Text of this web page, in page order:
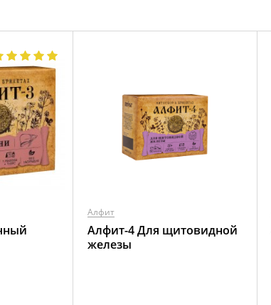
Алфит
Алфит-4 Для щитовидной
железы